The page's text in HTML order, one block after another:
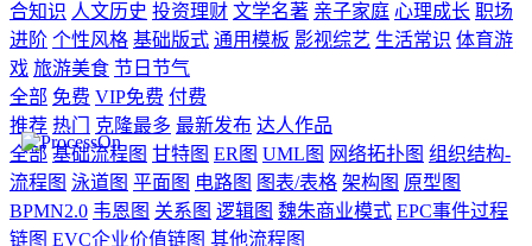
合知识 人文历史 投资理财 文学名著 亲子家庭 心理成长 职场
进阶 个性风格 基础版式 通用模板 影视综艺 生活常识 体育游
戏 旅游美食 节日节气
全部 免费 VIP免费 付费
推荐 热门 克隆最多 最新发布 达人作品
全部 基础流程图 甘特图 ER图 UML图 网络拓扑图 组织结构-
流程图 泳道图 平面图 电路图 图表/表格 架构图 原型图
BPMN2.0 韦恩图 关系图 逻辑图 魏朱商业模式 EPC事件过程
链图 EVC企业价值链图 其他流程图